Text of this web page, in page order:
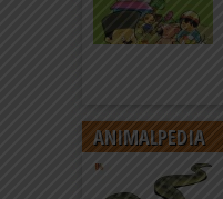
ANIMALPEDIA